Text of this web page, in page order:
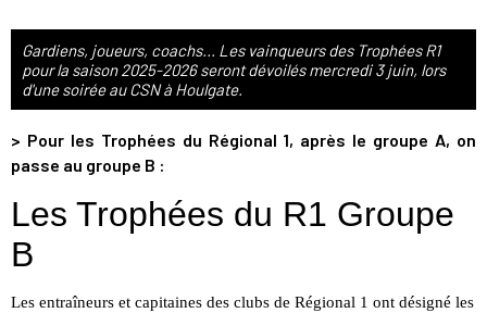
Gardiens, joueurs, coachs... Les vainqueurs des Trophées R1
pour la saison 2025-2026 seront dévoilés mercredi 3 juin, lors
d'une soirée au CSN à Houlgate.
> Pour les Trophées du Régional 1, après le groupe A, on
passe au groupe B :